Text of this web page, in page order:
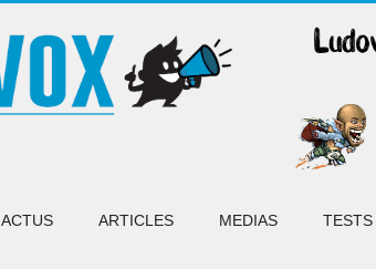
ACTUS ARTICLES MEDIAS TESTS